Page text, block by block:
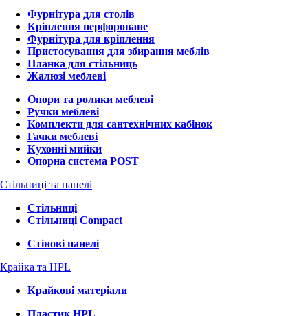
Фурнітура для столів
Кріплення перфороване
Фурнітура для кріплення
Пристосування для збирання меблів
Планка для стільниць
Жалюзі меблеві
Опори та ролики меблеві
Ручки меблеві
Комплекти для сантехнічних кабінок
Гачки меблеві
Кухонні мийки
Опорна система POST
Стільниці та панелі
Стільниці
Стільниці Compact
Стінові панелі
Крайка та HPL
Крайкові матеріали
Пластик HPL